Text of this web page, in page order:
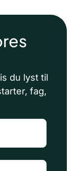
du lyst til
fag,